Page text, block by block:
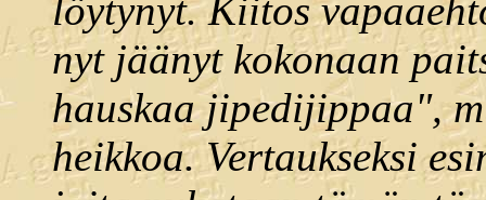
löytynyt. Kiitos
nyt jäänyt kokonaan
hauskaa jipedijippaa",
heikkoa. Vertaukseksi